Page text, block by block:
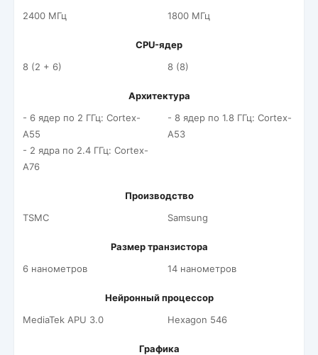
2400 МГц
1800 МГц
CPU-ядер
8 (2 + 6)
8 (8)
Архитектура
- 6 ядер по 2 ГГц: Cortex-
A55
- 2 ядра по 2.4 ГГц: Cortex-
A76
- 8 ядер по 1.8 ГГц: Cortex-
A53
Производство
TSMC
Samsung
Размер транзистора
6 нанометров
14 нанометров
Нейронный процессор
MediaTek APU 3.0
Hexagon 546
Графика